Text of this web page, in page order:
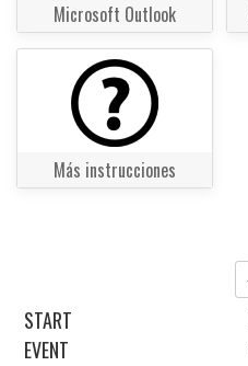
Microsoft Outlook
Más instrucciones
START
EVENT